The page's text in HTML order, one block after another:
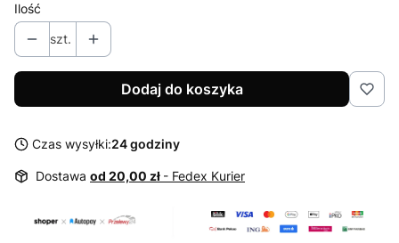
Ilość
szt.
Dodaj do koszyka
Czas wysyłki:24 godziny
Dostawa od 20,00 zł - Fedex Kurier